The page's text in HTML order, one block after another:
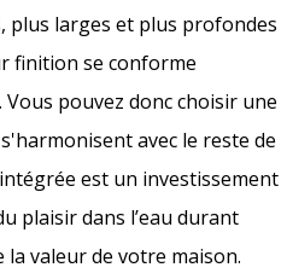
plus larges et plus profondes
finition se conforme
pouvez donc choisir une
avec le reste de
est un investissement
plaisir dans l’eau durant
valeur de votre maison.